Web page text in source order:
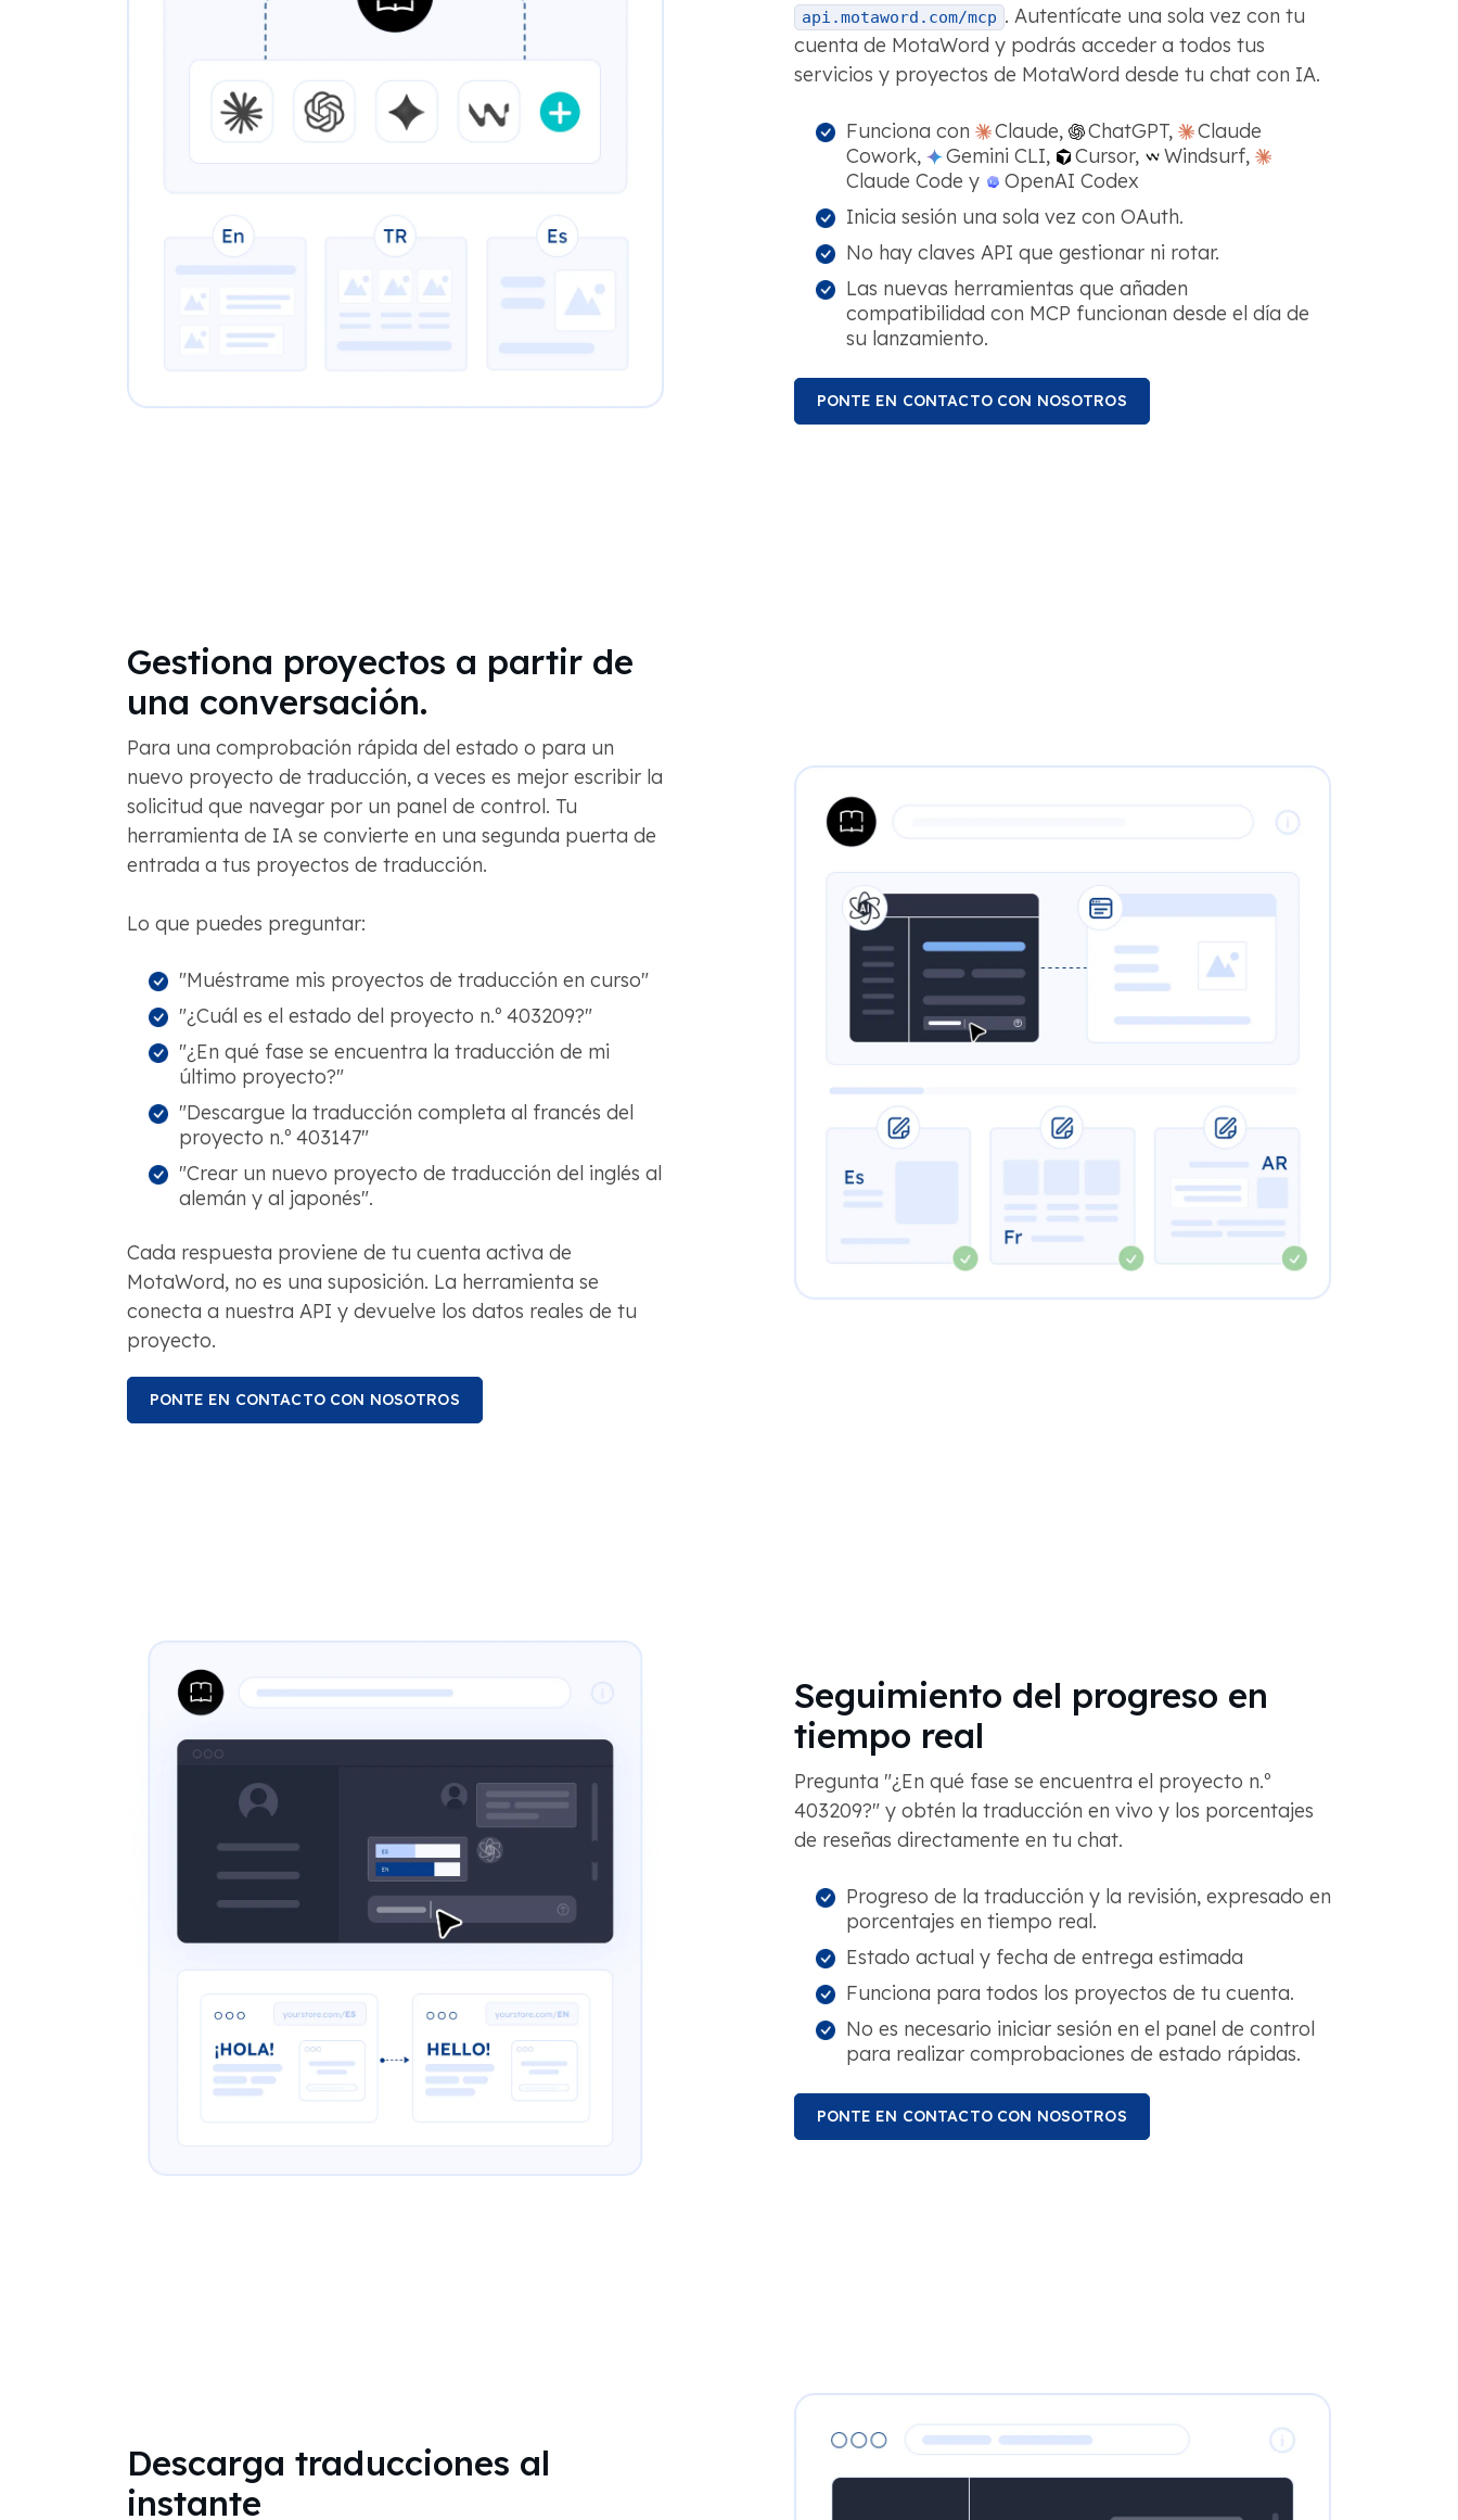
api.motaword.com/mcp . Autentícate una sola vez con tu
cuenta de MotaWord y podrás acceder a todos tus
servicios y proyectos de MotaWord desde tu chat con IA.
Funciona con Claude, ChatGPT,
Claude
Cowork,
Gemini CLI, Cursor,
Windsurf,
Claude Code y
OpenAI Codex
Inicia sesión una sola vez con OAuth.
No hay claves API que gestionar ni rotar.
Las nuevas herramientas que añaden
compatibilidad con MCP funcionan desde el día de
su lanzamiento.
PONTE EN CONTACTO CON NOSOTROS
Gestiona proyectos a partir de
una conversación.
Para una comprobación rápida del estado o para un
nuevo proyecto de traducción, a veces es mejor escribir la
solicitud que navegar por un panel de control. Tu
herramienta de IA se convierte en una segunda puerta de
entrada a tus proyectos de traducción.
Lo que puedes preguntar:
"Muéstrame mis proyectos de traducción en curso"
"¿Cuál es el estado del proyecto n.º 403209?"
"¿En qué fase se encuentra la traducción de mi
último proyecto?"
"Descargue la traducción completa al francés del
proyecto n.º 403147"
"Crear un nuevo proyecto de traducción del inglés al
alemán y al japonés".
Cada respuesta proviene de tu cuenta activa de
MotaWord, no es una suposición. La herramienta se
conecta a nuestra API y devuelve los datos reales de tu
proyecto.
PONTE EN CONTACTO CON NOSOTROS
Seguimiento del progreso en
tiempo real
Pregunta "¿En qué fase se encuentra el proyecto n.º
403209?" y obtén la traducción en vivo y los porcentajes
de reseñas directamente en tu chat.
Progreso de la traducción y la revisión, expresado en
porcentajes en tiempo real.
Estado actual y fecha de entrega estimada
Funciona para todos los proyectos de tu cuenta.
No es necesario iniciar sesión en el panel de control
para realizar comprobaciones de estado rápidas.
PONTE EN CONTACTO CON NOSOTROS
Descarga traducciones al
instante